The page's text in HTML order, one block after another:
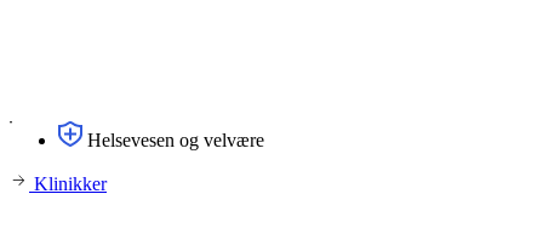
Helsevesen og velvære
Klinikker